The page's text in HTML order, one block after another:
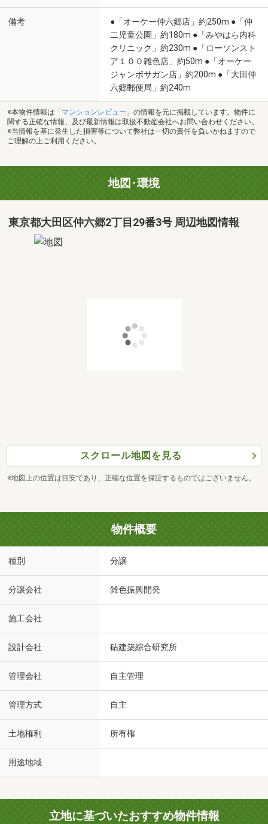
備考
●「オーケー仲六郷店」約250m ●「仲
二児童公園」約180m ●「みやはら内科
クリニック」約230m ●「ローソンスト
ア１００雑色店」約50m ●「オーケー
ジャンボサガン店」約200m ●「大田仲
六郷郵便局」約240m
※本物件情報は「 マンションレビュー 」の情報を元に掲載しています。物件に
関する正確な情報、及び最新情報は取扱不動産会社へお問い合わせください。
※当情報を基に発生した損害等について弊社は一切の責任を負いかねますので
ご理解の上ご利用ください。
地図･環境
東京都大田区仲六郷2丁目29番3号 周辺地図情報
スクロール地図を見る
※地図上の位置は目安であり、正確な位置を保証するものではございません。
物件概要
種別 分譲
分譲会社 雑色振興開発
施工会社
設計会社 砧建築綜合研究所
管理会社 自主管理
管理方式 自主
土地権利 所有権
用途地域
立地に基づいたおすすめ物件情報